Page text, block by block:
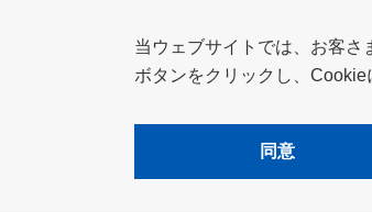
当ウェブサイトでは、お客さ
ボタンをクリックし、
同意